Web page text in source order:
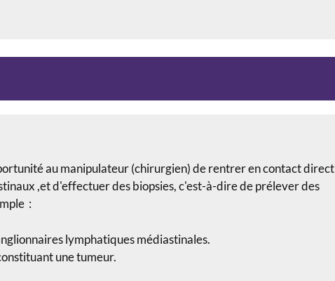
au manipulateur (chirurgien) de rentrer en contact direct
,et d'effectuer des biopsies, c'est-à-dire de prélever des
:
lymphatiquesmédiastinales.
une tumeur.